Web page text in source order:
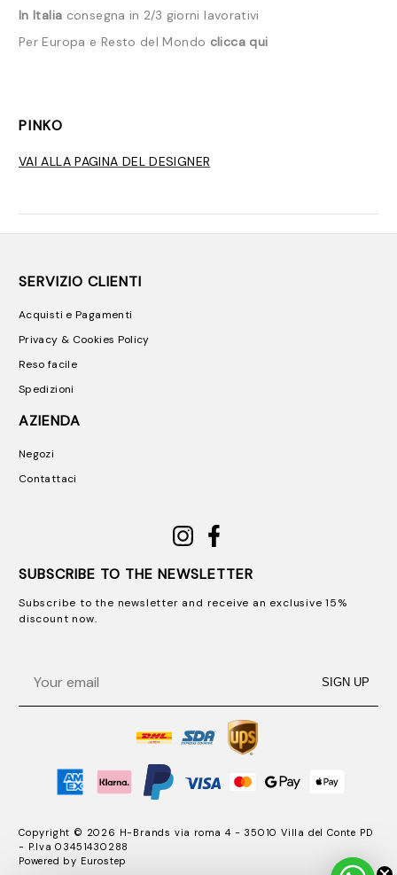
In Italia consegna in 2/3 giorni lavorativi
Per Europa e Resto del Mondo clicca qui
PINKO
VAI ALLA PAGINA DEL DESIGNER
SERVIZIO CLIENTI
Acquisti e Pagamenti
Privacy & Cookies Policy
Reso facile
Spedizioni
AZIENDA
Negozi
Contattaci
SUBSCRIBE TO THE NEWSLETTER
Subscribe to the newsletter and receive an exclusive 15%
discount now.
SIGN UP
Copyright © 2026 H-Brands via roma 4 - 35010 Villa del Conte PD
- P.Iva 03451430288
Powered by Eurostep